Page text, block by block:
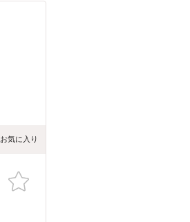
お気に入り